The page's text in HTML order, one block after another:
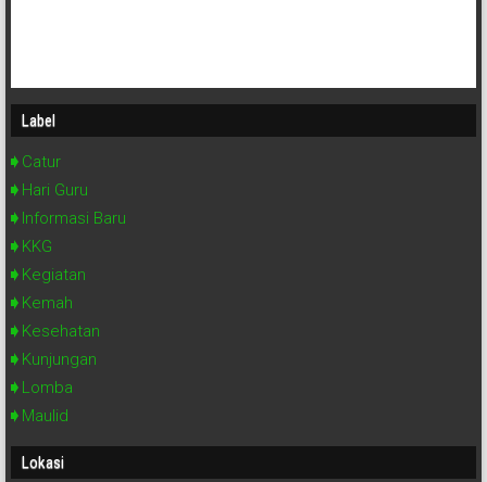
Label
Catur
Hari Guru
Informasi Baru
KKG
Kegiatan
Kemah
Kesehatan
Kunjungan
Lomba
Maulid
Lokasi